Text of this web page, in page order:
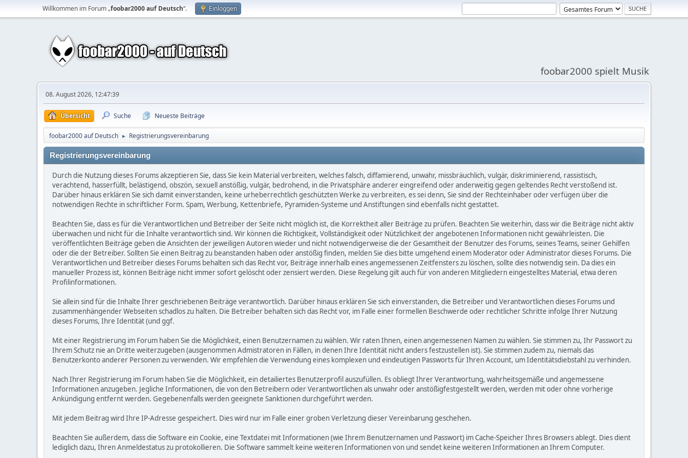
Willkommen im Forum „foobar2000 auf Deutsch“. Einloggen
foobar2000 spielt Musik
08. August 2026, 12:47:39
Übersicht Suche Neueste Beiträge
foobar2000 auf Deutsch ► Registrierungsvereinbarung
Registrierungsvereinbarung
Durch die Nutzung dieses Forums akzeptieren Sie, dass Sie kein Material verbreiten, welches falsch, diffamierend, unwahr, missbräuchlich, vulgär, diskriminierend, rassistisch,
verachtend, hasserfüllt, belästigend, obszön, sexuell anstößig, vulgär, bedrohend, in die Privatsphäre anderer eingreifend oder anderweitig gegen geltendes Recht verstoßend ist.
Darüber hinaus erklären Sie sich damit einverstanden, keine urheberrechtlich geschützten Werke zu verbreiten, es sei denn, Sie sind der Rechteinhaber oder verfügen über die
notwendigen Rechte in schriftlicher Form. Spam, Werbung, Kettenbriefe, Pyramiden-Systeme und Anstiftungen sind ebenfalls nicht gestattet.
Beachten Sie, dass es für die Verantwortlichen und Betreiber der Seite nicht möglich ist, die Korrektheit aller Beiträge zu prüfen. Beachten Sie weiterhin, dass wir die Beiträge nicht aktiv
überwachen und nicht für die Inhalte verantwortlich sind. Wir können die Richtigkeit, Vollständigkeit oder Nützlichkeit der angebotenen Informationen nicht gewährleisten. Die
veröffentlichten Beiträge geben die Ansichten der jeweiligen Autoren wieder und nicht notwendigerweise die der Gesamtheit der Benutzer des Forums, seines Teams, seiner Gehilfen
oder die der Betreiber. Sollten Sie einen Beitrag zu beanstanden haben oder anstößig finden, melden Sie dies bitte umgehend einem Moderator oder Administrator dieses Forums. Die
Verantwortlichen und Betreiber dieses Forums behalten sich das Recht vor, Beiträge innerhalb eines angemessenen Zeitfensters zu löschen, sollte dies notwendig sein. Da dies ein
manueller Prozess ist, können Beiträge nicht immer sofort gelöscht oder zensiert werden. Diese Regelung gilt auch für von anderen Mitgliedern eingestelltes Material, etwa deren
Profilinformationen.
Sie allein sind für die Inhalte Ihrer geschriebenen Beiträge verantwortlich. Darüber hinaus erklären Sie sich einverstanden, die Betreiber und Verantwortlichen dieses Forums und
zusammenhängender Webseiten schadlos zu halten. Die Betreiber behalten sich das Recht vor, im Falle einer formellen Beschwerde oder rechtlicher Schritte infolge Ihrer Nutzung
dieses Forums, Ihre Identität (und ggf.
Mit einer Registrierung im Forum haben Sie die Möglichkeit, einen Benutzernamen zu wählen. Wir raten Ihnen, einen angemessenen Namen zu wählen. Sie stimmen zu, Ihr Passwort zu
Ihrem Schutz nie an Dritte weiterzugeben (ausgenommen Admistratoren in Fällen, in denen Ihre Identität nicht anders festzustellen ist). Sie stimmen zudem zu, niemals das
Benutzerkonto anderer Personen zu verwenden. Wir empfehlen die Verwendung eines komplexen und eindeutigen Passworts für Ihren Account, um Identitätsdiebstahl zu verhinden.
Nach Ihrer Registrierung im Forum haben Sie die Möglichkeit, ein detailiertes Benutzerprofil auszufüllen. Es obliegt Ihrer Verantwortung, wahrheitsgemäße und angemessene
Informationen anzugeben. Jegliche Informationen, die von den Betreibern oder Verantwortlichen als unwahr oder anstößigfestgestellt werden, werden mit oder ohne vorherige
Ankündigung entfernt werden. Gegebenenfalls werden geeignete Sanktionen durchgeführt werden.
Mit jedem Beitrag wird Ihre IP-Adresse gespeichert. Dies wird nur im Falle einer groben Verletzung dieser Vereinbarung geschehen.
Beachten Sie außerdem, dass die Software ein Cookie, eine Textdatei mit Informationen (wie Ihrem Benutzernamen und Passwort) im Cache-Speicher Ihres Browsers ablegt. Dies dient
lediglich dazu, Ihren Anmeldestatus zu protokollieren. Die Software sammelt keine weiteren Informationen von und sendet keine weiteren Informationen an Ihrem Computer.